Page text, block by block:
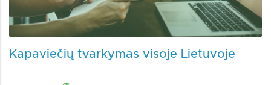
Kapaviečių tvarkymas visoje Lietuvoje